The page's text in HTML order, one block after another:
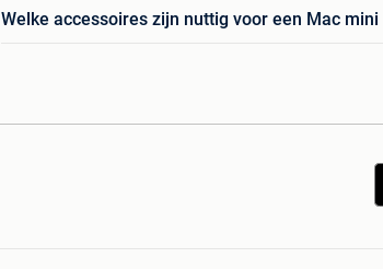
Welke accessoires zijn nuttig voor een Mac mini